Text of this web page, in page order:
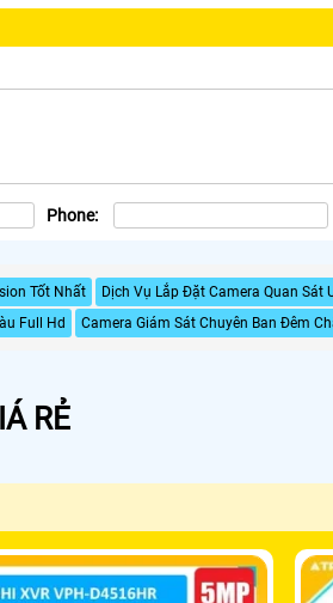
Phone:
Tốt Nhất Dịch Vụ Lắp Đặt Camera Quan Sát
Full Hd Camera Giám Sát Chuyên Ban Đêm
RẺ